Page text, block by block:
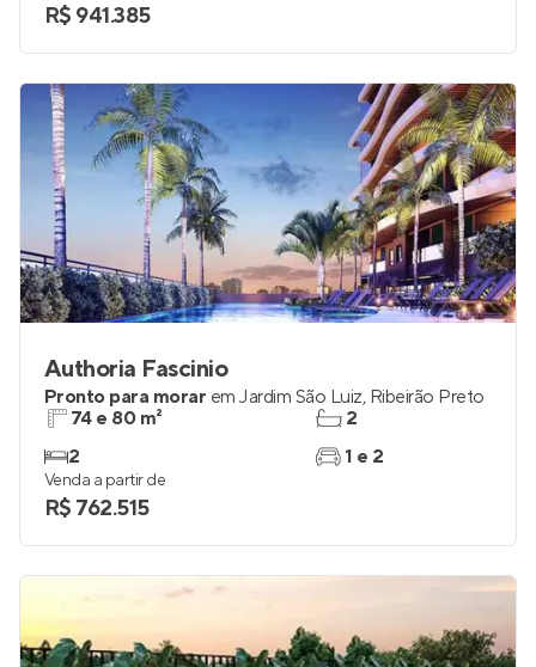
R$ 941.385
Authoria Fascinio
Pronto para morar em Jardim São Luiz, Ribeirão Preto
74 e 80 m²
2
2
1 e 2
Venda a partir de
R$ 762.515